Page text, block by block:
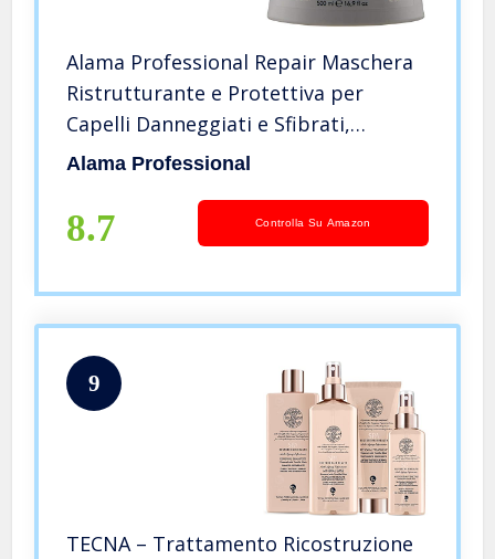
Alama Professional Repair Maschera
Ristrutturante e Protettiva per
Capelli Danneggiati e Sfibrati,
Formula con Cheratina, Trattamento
Ingredienti Naturali, 500ml
Alama Professional
8.7 Controlla Su Amazon
9
TECNA – Trattamento Ricostruzione